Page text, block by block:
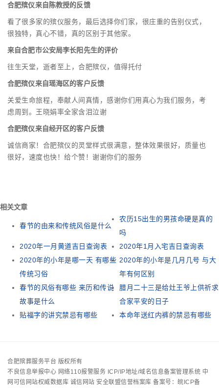
合肥殡仪来自陈教授的反馈
看了很多家的殡仪服务，最后选择你们家，很庄重的告别仪式，
很独特，真心不错，真的区别于其他家。
来自合肥市公安局李长阳先生的评价
往生天堂，逝者至上，合肥殡仪，值得托付
合肥殡仪来自瑶海区的客户反馈
关爱生命旅程，奉献人间真情，感谢你们用真心为我们服务，考
虑周到。王晓娟率全家含泪泣谢
合肥殡仪来自经开区的客户反馈
诚信商家！合肥殡仪的灵堂样式很满意，整体效果很好，质量也
很好，速度也快！给个赞！谢谢你们的服务
相关文章
春节的由来和传统风俗是什么
农历15出生的男孩命硬是真的
吗
2020年一月黄道吉日查询表
2020年1月入宅吉日查询表
2020年的小年是哪一天 有哪些
传统习俗
2020年的小年是几月几号 与大
年有何区别
春节的风俗有哪些 来历和传说
故事是什么
腊月二十三是给灶王爷上供祈求
合家平安的日子
贴福字的讲究禁忌有哪些
本命年送红内裤的禁忌有哪些
合肥殡葬服务平台 版权所有
不良信息举报中心 网络110报警服务 ICP/IP地址/域名信息备案管理系统 中
网可信网站权威数据库 诚信网站 安全联盟信誉档案库 备案号：皖ICP备